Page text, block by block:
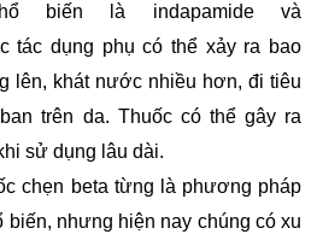
biến là indapamide và
tác dụng phụ có thể xảy ra bao
lên, khát nước nhiều hơn, đi tiêu
trên da. Thuốc có thể gây ra
sử dụng lâu dài.
chẹn beta từng là phương pháp
biến, nhưng hiện nay chúng có xu